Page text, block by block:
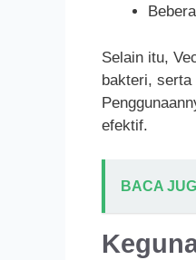
Selain itu,
bakteri, serta
efektif.
BACA